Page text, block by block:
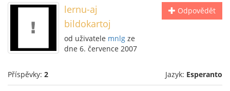
Odpovědět
lernu-aj
bildokartoj
od uživatele mnlg ze
dne 6. července 2007
Příspěvky: 2 Jazyk: Esperanto